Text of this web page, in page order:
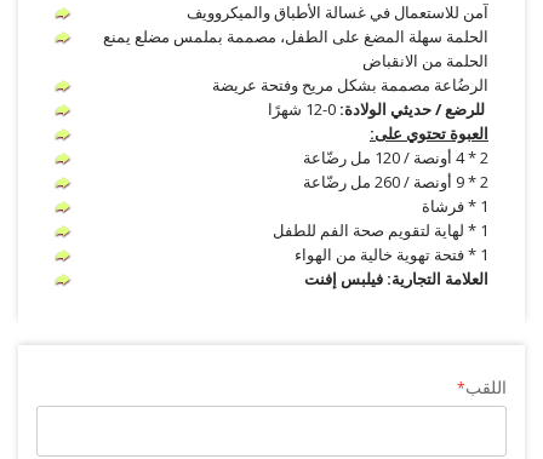
آمن للاستعمال في غسالة الأطباق والميكروويف
الحلمة سهلة المضغ على الطفل، مصممة بملمس مضلع يمنع
الحلمة من الانقباض
الرضُاعة مصممة بشكل مريح وفتحة عريضة
للرضع / حديثي الولادة:
العبوة تحتوي على:
2 * 4 أونصة / 120 مل رضّاعة
2 * 9 أونصة / 260 مل رضّاعة
1 * فرشاة
1 * لهاية لتقويم صحة الفم للطفل
1 * فتحة تهوية خالية من الهواء
العلامة التجارية: فيلبس إفنت
اللقب